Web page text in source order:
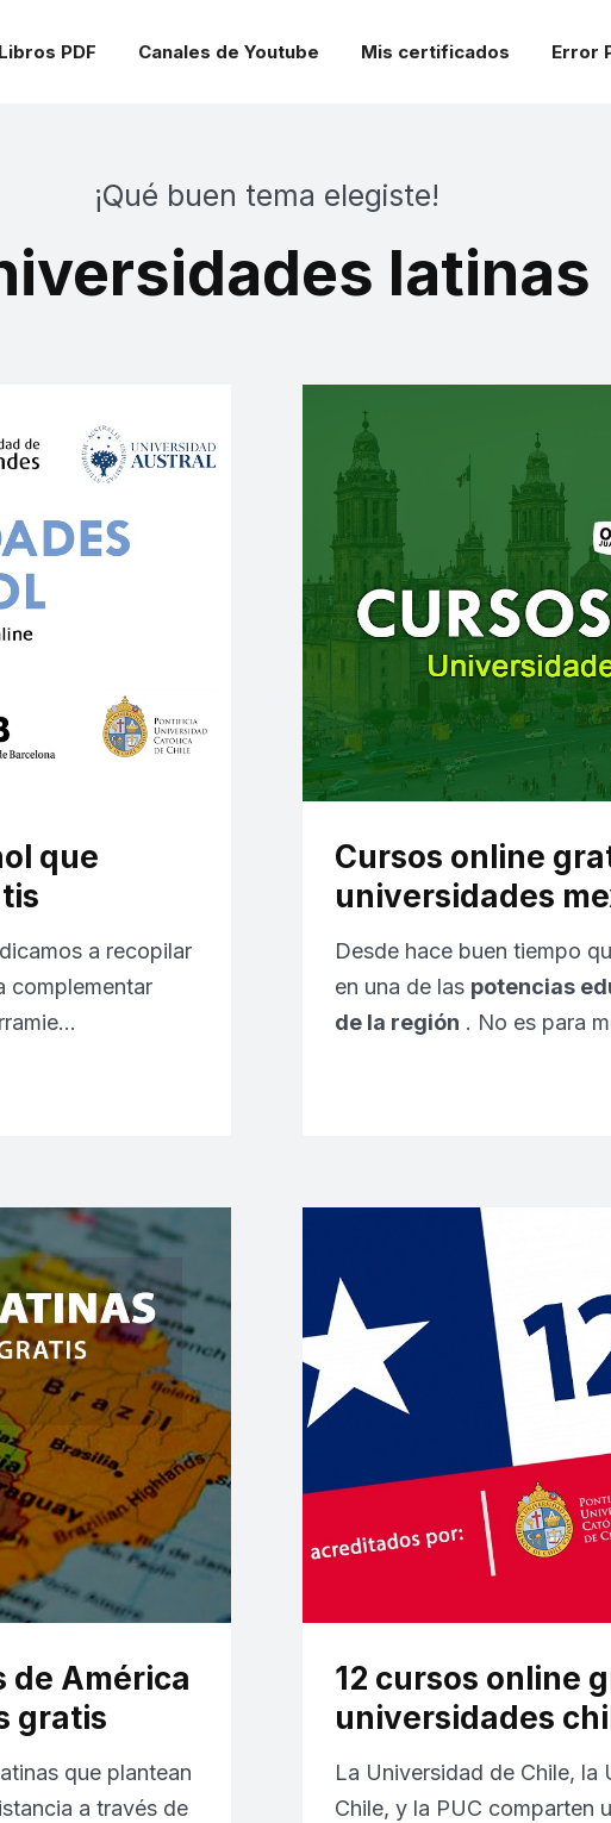
PDF Canales de Youtube Mis certificados Error
¡Qué buen tema elegiste!
latinas
que
a recopilar
complementar
Cursos online
universidades
Desde hace buen tiempo
en una de las potencias
de la región . No es para
de América
gratis
que plantean
a través de
12 cursos online
universidades
La Universidad de Chile, la
Chile, y la PUC comparten